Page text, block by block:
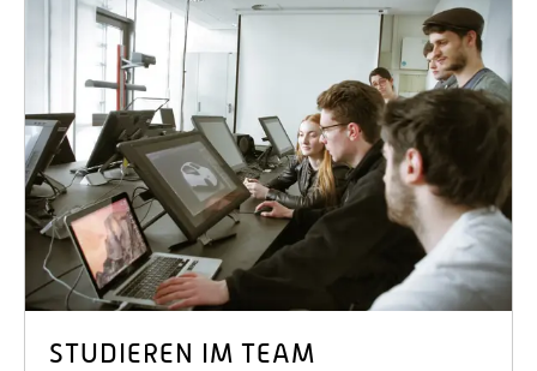
STUDIEREN IM TEAM